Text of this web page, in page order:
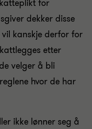
for
dekker disse
kanskje derfor for
etter
velger å bli
hvor de har
ikke lønner seg å